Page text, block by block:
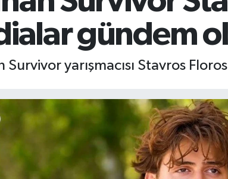
gündem
Survivor yarışmacısı Stavros